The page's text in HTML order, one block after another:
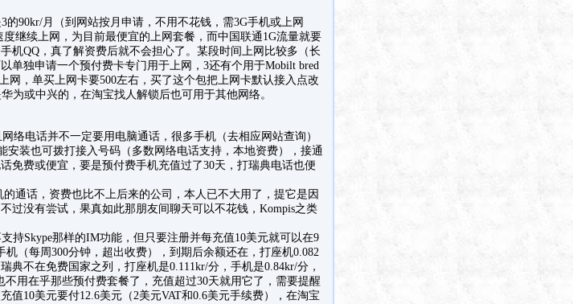
90kr/月（到网站按月申请，不用不花钱，需3G手机或上网
继续上网，为目前最便宜的上网套餐，而中国联通1G流量就要
机QQ，真了解资费后就不会担心了。某段时间上网比较多（长
单独申请一个预付费卡专门用于上网，3还有个用于Mobilt bred
网，单买上网卡要500左右，买了这个包把上网卡默认接入点改
为或中兴的，在淘宝找人解锁后也可用于其他网络。
电话并不一定要用电脑通话，很多手机（去相应网站查询）
装也可拨打接入号码（多数网络电话支持，本地资费），接通
免费或便宜，要是预付费手机充值过了30天，打瑞典电话也便
通话，资费也比不上后来的公司，本人已不大用了，提它是因
过没有尝试，果真如此那朋友间聊天可以不花钱，Kompis之类
持Skype那样的IM功能，但只要注册并每充值10美元就可以在9
（每周300分钟，超出收费），到期后余额还在，打座机0.082
典不在免费国家之列，打座机是0.111kr/分，手机是0.84kr/分，
用在乎那些预付费套餐了，充值超过30天就用它了，需要提醒
值10美元要付12.6美元（2美元VAT和0.6美元手续费），在淘宝